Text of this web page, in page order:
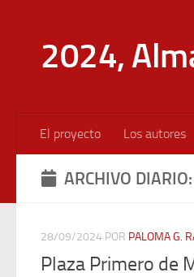
2024,
El proyecto Los autores
ARCHIVO DIARIO:
28/09/2024 POR PALOMA G.
Plaza Primero de